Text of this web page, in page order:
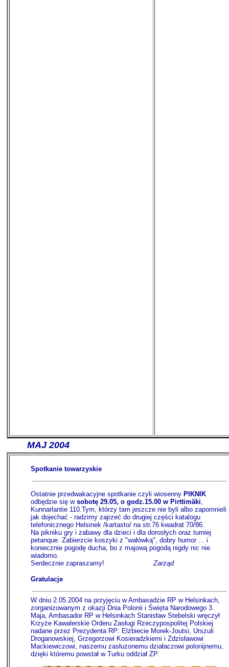
MAJ 2004
Spotkanie towarzyskie
Ostatnie przedwakacyjne spotkanie czyli wiosenny PIKNIK
odbędzie się w sobotę 29.05, o godz.15.00 w Pirttimäki,
Kunnarlantie 110.Tym, którzy tam jeszcze nie byli albo zapomnieli
jak dojechać - radzimy zajrzeć do drugiej części katalogu
telefonicznego Helsinek /kartasto/ na str.76 kwadrat 70/86.
Na pikniku gry i zabawy dla dzieci i dla dorosłych oraz turniej
petanque. Zabierzcie koszyki z "wałówką", dobry humor ... i
koniecznie pogodę ducha, bo z majową pogodą nigdy nic nie
wiadomo.
Serdecznie zapraszamy!
Zarząd
Gratulacje
W dniu 2.05.2004 na przyjęciu w Ambasadzie RP w Helsinkach,
zorganizowanym z okazji Dnia Polonii i Święta Narodowego 3.
Maja, Ambasador RP w Helsinkach Stanisław Stebelski wręczył
Krzyże Kawalerskie Orderu Zasługi Rzeczypospolitej Polskiej
nadane przez Prezydenta RP: Elżbiecie Morek-Joutsi, Urszuli
Droganowskiej, Grzegorzowi Kosieradzkiemi i Zdzisławowi
Mackiewiczowi, naszemu zasłużonemu działaczowi polonijnemu,
dzięki któremu powstał w Turku oddział ZP.